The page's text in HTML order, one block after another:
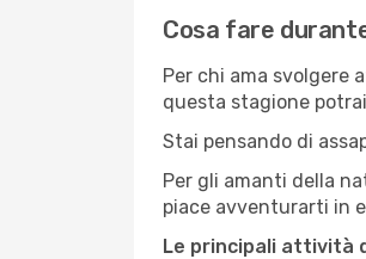
Cosa fare
Per chi ama svolgere
questa stagione
Stai pensando di
Per gli amanti della
piace avventurarti in
Le principali attività